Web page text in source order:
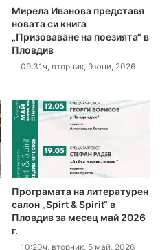
Мирела Иванова представя
новата си книга
„Призоваване на поезията“ в
Пловдив
09:31ч, вторник, 9 юни, 2026
Програмата на литературен
салон „Spirt & Spirit“ в
Пловдив за месец май 2026
г.
10:20ч, вторник, 5 май, 2026